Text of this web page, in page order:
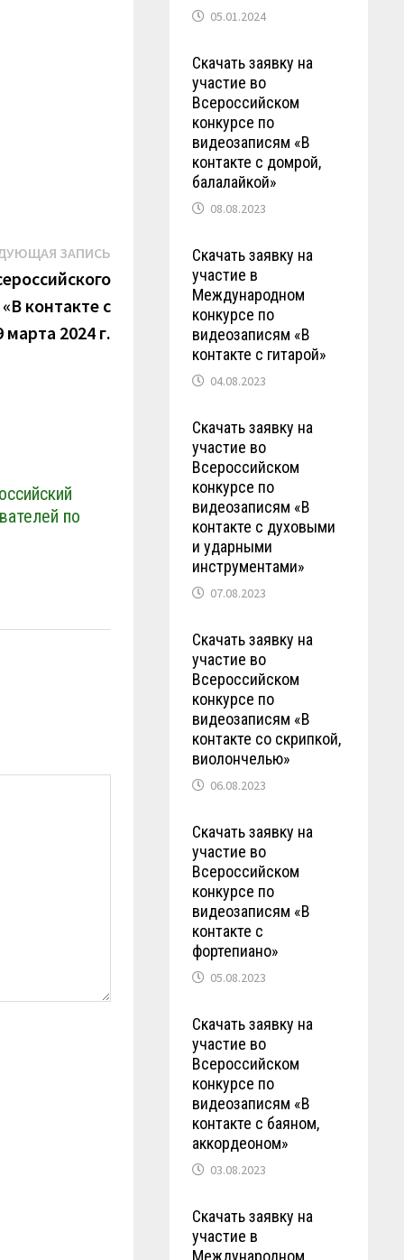
ЗАПИСЬСледующая
запись:
контакте с
2024 г.
по
05.01.2024
Скачать заявку на
участие во
Всероссийском
конкурсе по
видеозаписям «В
контакте с домрой,
балалайкой»
08.08.2023
Скачать заявку на
участие в
Международном
конкурсе по
видеозаписям «В
контакте с гитарой»
04.08.2023
Скачать заявку на
участие во
Всероссийском
конкурсе по
видеозаписям «В
контакте с духовыми
и ударными
инструментами»
07.08.2023
Скачать заявку на
участие во
Всероссийском
конкурсе по
видеозаписям «В
контакте со скрипкой,
виолончелью»
06.08.2023
Скачать заявку на
участие во
Всероссийском
конкурсе по
видеозаписям «В
контакте с
фортепиано»
05.08.2023
Скачать заявку на
участие во
Всероссийском
конкурсе по
видеозаписям «В
контакте с баяном,
аккордеоном»
03.08.2023
Скачать заявку на
участие в
Международном